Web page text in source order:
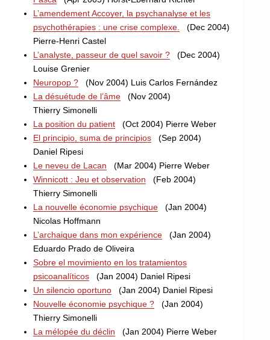
L’amendement Accoyer, la psychanalyse et les
psychothérapies : une crise complexe.
(Dec 2004)
Pierre-Henri Castel
L’analyste, passeur de quel savoir ? (Dec 2004)
Louise Grenier
Neuropop ? (Nov 2004) Luis Carlos Fernández
La désuétude de l’âme (Nov 2004)
Thierry Simonelli
La position du patient (Oct 2004) Pierre Weber
El principio, suma de principios (Sep 2004)
Daniel Ripesi
Le neveu de Lacan (Mar 2004) Pierre Weber
Winnicott : Jeu et observation (Feb 2004)
Thierry Simonelli
La nouvelle économie psychique (Jan 2004)
Nicolas Hoffmann
L’archaique dans mon expérience (Jan 2004)
Eduardo Prado de Oliveira
Sobre el movimiento en los tratamientos
psicoanalíticos (Jan 2004) Daniel Ripesi
Un silencio oportuno (Jan 2004) Daniel Ripesi
Nouvelle économie psychique ? (Jan 2004)
Thierry Simonelli
La mélopée du déclin (Jan 2004) Pierre Weber